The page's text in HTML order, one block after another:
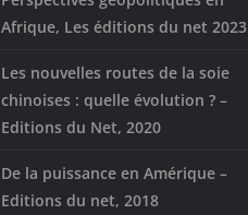
Afrique, Les éditions du net 2023
Les nouvelles routes de la soie
chinoises : quelle évolution ? –
Editions du Net, 2020
De la puissance en Amérique –
Editions du net, 2018